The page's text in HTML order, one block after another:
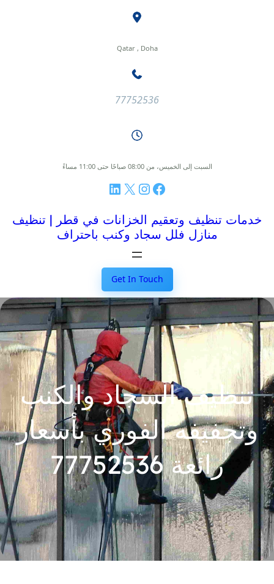
Qatar , Doha
77752536
السبت إلى الخميس، من 08:00 صباحًا حتى 11:00 مساءً
فيسبوكإنستجرام إكسلينكد إن
خدمات تنظيف وتعقيم الخزانات في قطر | تنظيف
منازل فلل سجاد وكنب باحتراف
Get In Touch
تنظيف السجاد والكنب
وتجفيفه الفوري بأسعار
رائعة 77752536